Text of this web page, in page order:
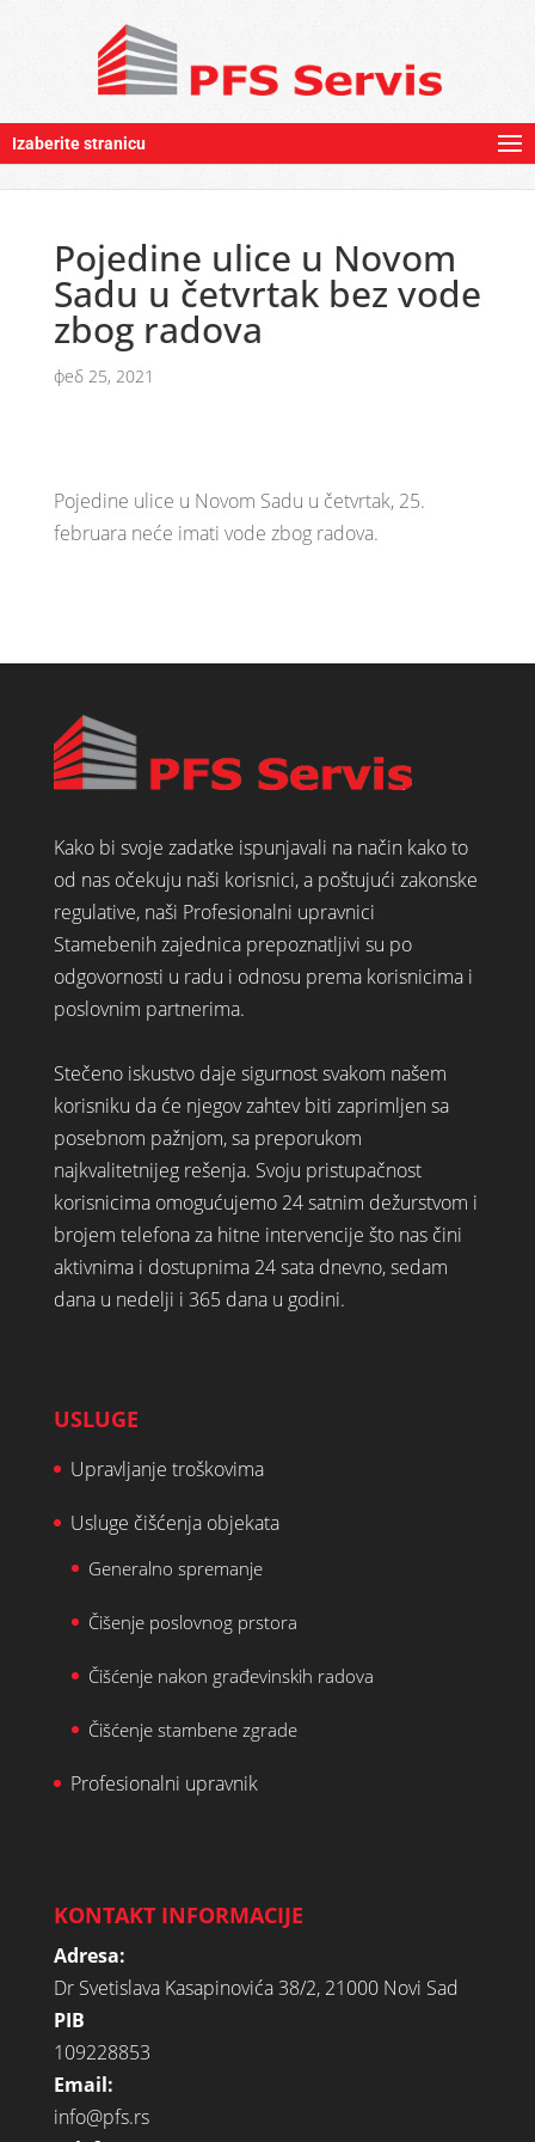
Izaberite stranicu
Pojedine ulice u Novom
Sadu u četvrtak bez vode
zbog radova
феб 25, 2021
Pojedine ulice u Novom Sadu u četvrtak, 25.
februara neće imati vode zbog radova.
Kako bi svoje zadatke ispunjavali na način kako to
od nas očekuju naši korisnici, a poštujući zakonske
regulative, naši Profesionalni upravnici
Stamebenih zajednica prepoznatljivi su po
odgovornosti u radu i odnosu prema korisnicima i
poslovnim partnerima.
Stečeno iskustvo daje sigurnost svakom našem
korisniku da će njegov zahtev biti zaprimljen sa
posebnom pažnjom, sa preporukom
najkvalitetnijeg rešenja. Svoju pristupačnost
korisnicima omogućujemo 24 satnim dežurstvom i
brojem telefona za hitne intervencije što nas čini
aktivnima i dostupnima 24 sata dnevno, sedam
dana u nedelji i 365 dana u godini.
USLUGE
Upravljanje troškovima
Usluge čišćenja objekata
Generalno spremanje
Čišenje poslovnog prstora
Čišćenje nakon građevinskih radova
Čišćenje stambene zgrade
Profesionalni upravnik
KONTAKT INFORMACIJE
Adresa:
Dr Svetislava Kasapinovića 38/2, 21000 Novi Sad
PIB
109228853
Email:
info@pfs.rs